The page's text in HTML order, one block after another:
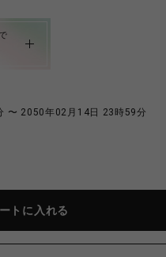
〜 2050年02月14日 23時59分
トに入れる